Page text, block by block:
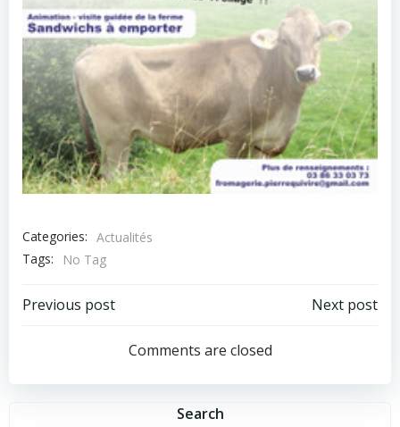
Categories: Actualités
Tags:
No Tag
Previous post Next post
Comments are closed
Search